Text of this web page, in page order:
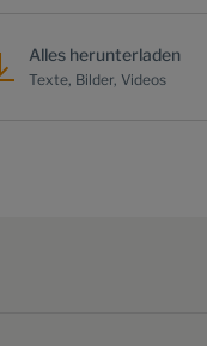
Alles herunterladen
Texte, Bilder, Videos